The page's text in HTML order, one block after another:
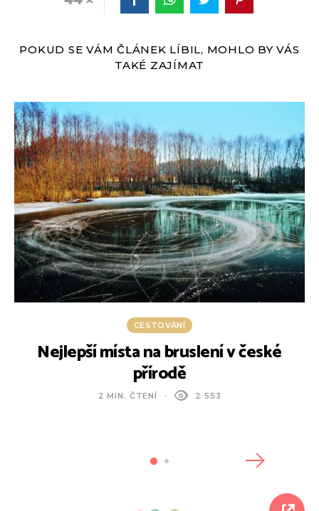
POKUD SE VÁM ČLÁNEK LÍBIL, MOHLO BY VÁS
TAKÉ ZAJÍMAT
CESTOVÁNÍ
Nejlepší místa na bruslení v české
přírodě
2 MIN. ČTENÍ 2 553